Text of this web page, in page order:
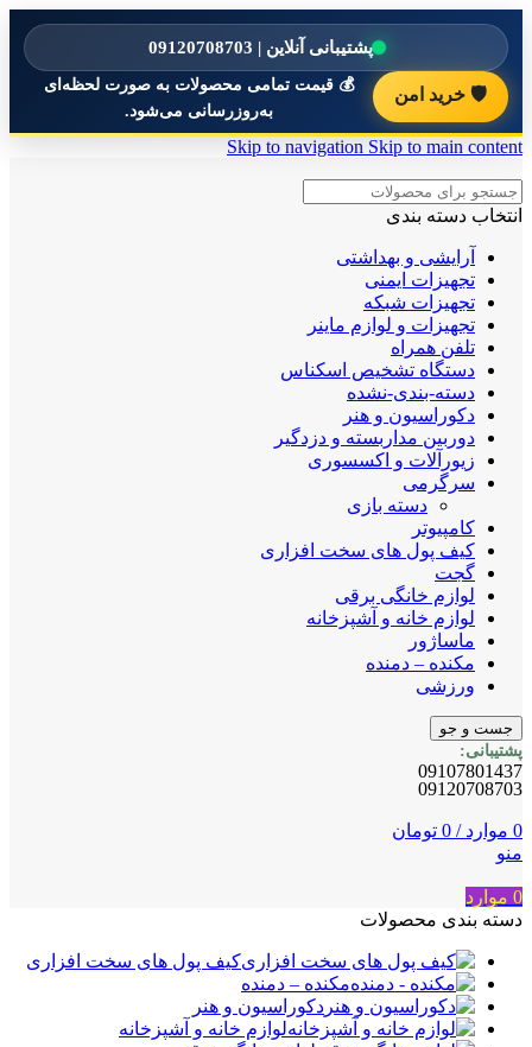
پشتیبانی آنلاین | 09120708703
💰 قیمت تمامی محصولات به صورت لحظه‌ای
به‌روزرسانی می‌شود.
🛡️ خرید امن
Skip to navigation Skip to main content
انتخاب دسته بندی
آرایشی و بهداشتی
تجهیزات ایمنی
تجهیزات شبکه
تجهیزات و لوازم ماینر
تلفن همراه
دستگاه تشخیص اسکناس
دسته-بندی-نشده
دکوراسیون و هنر
دوربین مداربسته و دزدگیر
زیورآلات و اکسسوری
سرگرمی
دسته بازی
کامپیوتر
کیف پول های سخت افزاری
گجت
لوازم خانگی برقی
لوازم خانه و آشپزخانه
ماساژور
مکنده – دمنده
ورزشی
جست و جو
پشتیبانی:
09107801437
09120708703
0 موارد /
0 تومان
منو
0 موارد
دسته بندی محصولات
کیف پول های سخت افزاری
مکنده – دمنده
دکوراسیون و هنر
لوازم خانه و آشپزخانه